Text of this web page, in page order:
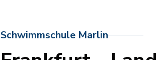
5
Schwimmschule Marlin